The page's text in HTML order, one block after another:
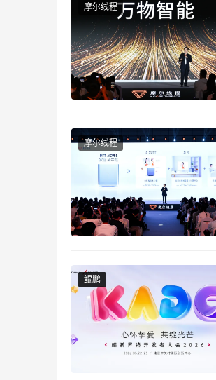
（文 / 存储在线编辑部）
本文来源于DOIT传媒，文章
摩尔线程
摩尔线程
鲲鹏
鲲鹏